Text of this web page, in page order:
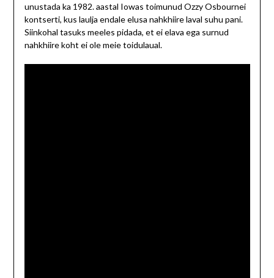
unustada ka 1982. aastal Iowas toimunud Ozzy Osbournei
kontserti, kus laulja endale elusa nahkhiire laval suhu pani.
Siinkohal tasuks meeles pidada, et ei elava ega surnud
nahkhiire koht ei ole meie toidulaual.